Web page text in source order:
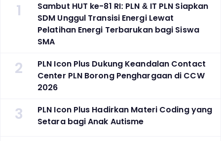
1
Sambut HUT ke-81 RI: PLN & IT PLN Siapkan
SDM Unggul Transisi Energi Lewat
Pelatihan Energi Terbarukan bagi Siswa
SMA
2
PLN Icon Plus Dukung Keandalan Contact
Center PLN Borong Penghargaan di CCW
2026
3
PLN Icon Plus Hadirkan Materi Coding yang
Setara bagi Anak Autisme